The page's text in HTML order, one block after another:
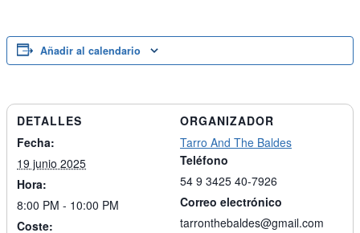
Añadir al calendario
DETALLES
Fecha:
19 junio 2025
Hora:
8:00 PM - 10:00 PM
Coste:
ORGANIZADOR
Tarro And The Baldes
Teléfono
54 9 3425 40-7926
Correo electrónico
tarronthebaldes@gmail.com